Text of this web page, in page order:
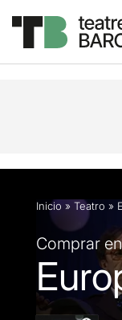
Inicio » Teatro »
Comprar